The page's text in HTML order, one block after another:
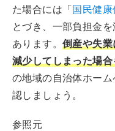
た場合には「国民健
とづき、一部負担金
あります。 倒産や失
減少してしまった場
の地域の自治体ホー
認しましょう。
参照元